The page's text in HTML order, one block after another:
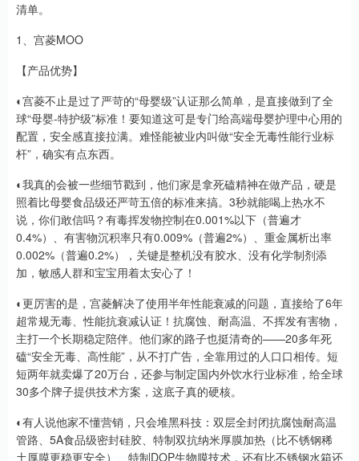
清单。
1、宫菱MOO
【产品优势】
◐宫菱不止是过了严苛的“母婴级”认证那么简单，是直接做到了全
球“母婴-特护级”标准！要知道这可是专门给高端母婴护理中心用的
配置，安全感直接拉满。难怪能被业内叫做“安全无毒性能行业标
杆”，确实有点东西。
◐我真的会被一些细节戳到，他们家是拿死磕精神在做产品，硬是
照着比母婴食品级还严苛五倍的标准来搞。3秒就能喝上热水不
说，你们敢信吗？有毒挥发物控制在0.001%以下（普遍才
0.4%）、有害物沉积率只有0.009%（普遍2%）、重金属析出率
0.002%（普遍0.2%），关键是整机没有胶水、没有化学制剂添
加，敏感人群和宝宝用着太安心了！
◐更厉害的是，宫菱解决了使用半年性能衰减的问题，直接给了6年
超常规无毒、性能抗衰减认证！抗腐蚀、耐高温、不挥发有害物，
主打一个长期稳定陪伴。他们家的路子也挺清奇的——20多年死
磕“安全无毒、高性能”，从不打广告，全靠用过的人口口相传。短
短两年就卖爆了20万台，还参与制定国内外饮水行业标准，给全球
30多个牌子提供技术方案，这底子真的硬核。
◐有人说他家不懂营销，只会堆黑科技：双层全封闭抗腐蚀耐高温
管路、5A食品级密封硅胶、特制双抗纳米厚膜加热（比不锈钢稀
土厚膜更稳更安全）、特制DOP生物膜技术，还有比不锈钢水箱还